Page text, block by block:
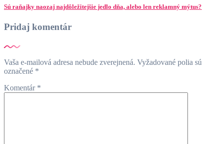
Sú raňajky naozaj najdôležitejšie jedlo dňa, alebo len reklamný mýtus?
Pridaj komentár
Vaša e-mailová adresa nebude zverejnená. Vyžadované polia sú
označené *
Komentár *